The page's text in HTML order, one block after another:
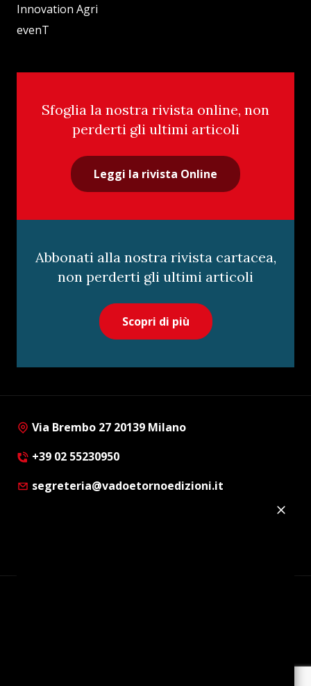
Innovation Agri
evenT
Sfoglia la nostra rivista online, non
perderti gli ultimi articoli
Leggi la rivista Online
Abbonati alla nostra rivista cartacea,
non perderti gli ultimi articoli
Scopri di più
Via Brembo 27 20139 Milano
+39 02 55230950
segreteria@vadoetornoedizioni.it